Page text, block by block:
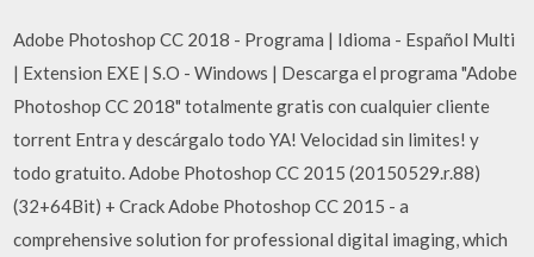
Adobe Photoshop CC 2018 - Programa | Idioma - Español Multi
| Extension EXE | S.O - Windows | Descarga el programa "Adobe
Photoshop CC 2018" totalmente gratis con cualquier cliente
torrent Entra y descárgalo todo YA! Velocidad sin limites! y
todo gratuito. Adobe Photoshop CC 2015 (20150529.r.88)
(32+64Bit) + Crack Adobe Photoshop CC 2015 - a
comprehensive solution for professional digital imaging, which